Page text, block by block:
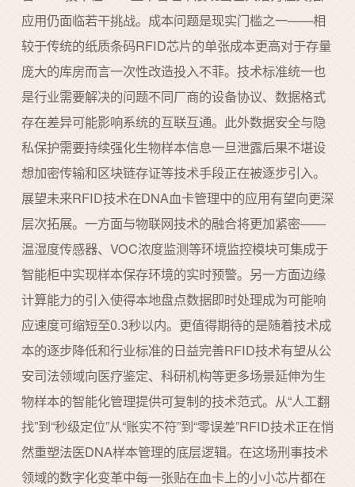
应用仍面临若干挑战。成本问题是现实门槛之一——相
较于传统的纸质条码RFID芯片的单张成本更高对于存量
庞大的库房而言一次性改造投入不菲。技术标准统一也
是行业需要解决的问题不同厂商的设备协议、数据格式
存在差异可能影响系统的互联互通。此外数据安全与隐
私保护需要持续强化生物样本信息一旦泄露后果不堪设
想加密传输和区块链存证等技术手段正在被逐步引入。
展望未来RFID技术在DNA血卡管理中的应用有望向更深
层次拓展。一方面与物联网技术的融合将更加紧密——
温湿度传感器、VOC浓度监测等环境监控模块可集成于
智能柜中实现样本保存环境的实时预警。另一方面边缘
计算能力的引入使得本地盘点数据即时处理成为可能响
应速度可缩短至0.3秒以内。更值得期待的是随着技术成
本的逐步降低和行业标准的日益完善RFID技术有望从公
安司法领域向医疗鉴定、科研机构等更多场景延伸为生
物样本的智能化管理提供可复制的技术范式。从“人工翻
找”到“秒级定位”从“账实不符”到“零误差”RFID技术正在悄
然重塑法医DNA样本管理的底层逻辑。在这场刑事技术
领域的数字化变革中每一张贴在血卡上的小小芯片都在